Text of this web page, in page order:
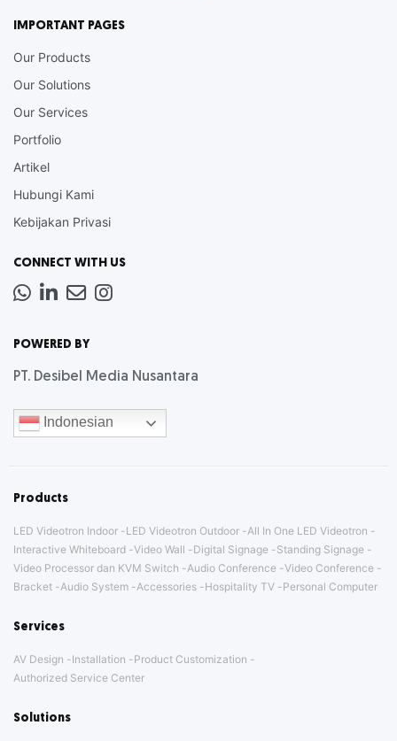
IMPORTANT PAGES
Our Products
Our Solutions
Our Services
Portfolio
Artikel
Hubungi Kami
Kebijakan Privasi
CONNECT WITH US
Whatsapp
LinkedIn
NewsInstagram
POWERED BY
PT. Desibel Media Nusantara
Indonesian
Products
LED Videotron Indoor LED Videotron Outdoor All In One LED Videotron
Interactive Whiteboard Video Wall Digital Signage
Standing Signage
Video Processor dan KVM Switch
Audio Conference Video Conference
Bracket Audio System Accessories Hospitality TV Personal Computer
Services
AV Design Installation
Product Customization
Authorized Service Center
Solutions